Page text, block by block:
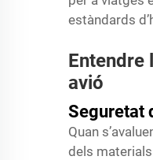
estàndards
Entendre
avió
Seguretat
Quan
dels